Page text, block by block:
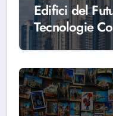
Edifici del
Tecnologie